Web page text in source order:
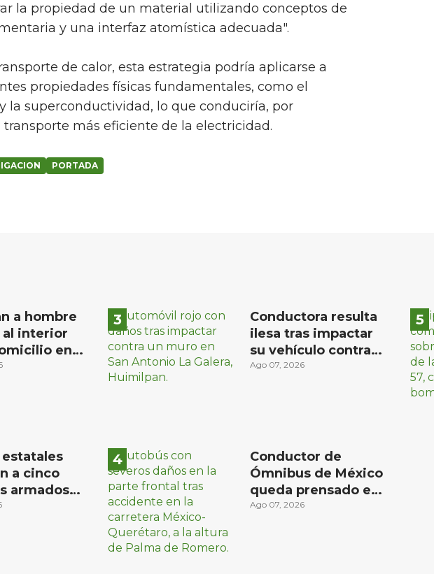
la propiedad de un material utilizando conceptos de
y una interfaz atomística adecuada".
de calor, esta estrategia podría aplicarse a
propiedades físicas fundamentales, como el
la superconductividad, lo que conduciría, por
más eficiente de la electricidad.
PORTADA
a hombre
al interior
en
El
a cinco
armados
capital
Conductora resulta
ilesa tras impactar
su vehículo contra
un muro en
Ago 07, 2026
Conductor de
Ómnibus de México
queda prensado en
choque con
Ago 07, 2026